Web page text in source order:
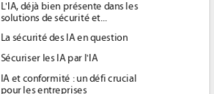
Qu'est-ce que la DEE (directive
d'efficacité énergétique) ?
DEE, une pression administrative
place pour répondre à...